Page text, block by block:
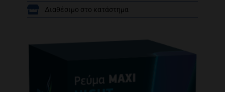
/
Διαθέσιμο στο κατάστημα